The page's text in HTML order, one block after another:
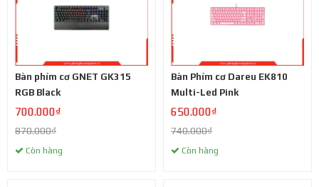
Bàn phím cơ GNET GK315
RGB Black
700.000₫
870.000₫
Còn hàng
Bàn Phím cơ Dareu EK810
Multi-Led Pink
650.000₫
740.000₫
Còn hàng